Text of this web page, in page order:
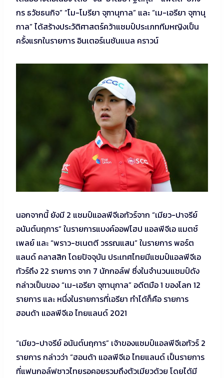
กร ธวัชธนกิจ” “โม-โมรียา จุฑานุกาล” และ “เม-เอรียา จุฑานุ
กาล” ได้สร้างประวัติศาสตร์คว้าแชมป์ประเภททีมหญิงเป็น
ครั้งแรกในรายการ อินเตอร์เนชันแนล คราวน์
นอกจากนี้ ยังมี 2 แชมป์แอลพีจีเอทัวร์จาก “เมียว-ปาจรีย์
อนันต์นฤการ” ในรายการแบงค์ออฟโฮป แอลพีจีเอ แมตช์
เพลย์ และ “พราว-ชเนตตี วรรณแสน” ในรายการ พอร์ต
แลนด์ คลาสสิก โดยปัจจุบัน ประเทศไทยมีแชมป์แอลพีจีเอ
ทัวร์ถึง 22 รายการ จาก 7 นักกอล์ฟ ซึ่งในจำนวนแชมป์ดัง
กล่าวเป็นของ “เม-เอรียา จุฑานุกาล” อดีตมือ 1 ของโลก 12
รายการ และ หนึ่งในรายการที่เอรียา ทำได้ก็คือ รายการ
ฮอนด้า แอลพีจีเอ ไทยแลนด์ 2021
“เมียว-ปาจรีย์ อนันต์นฤการ” เจ้าของแชมป์แอลพีจีเอทัวร์ 2
รายการ กล่าวว่า “ฮอนด้า แอลพีจีเอ ไทยแลนด์ เป็นรายการ
ที่แฟนกอล์ฟชาวไทยรอคอยรวมถึงตัวเมียวด้วย โดยได้มี